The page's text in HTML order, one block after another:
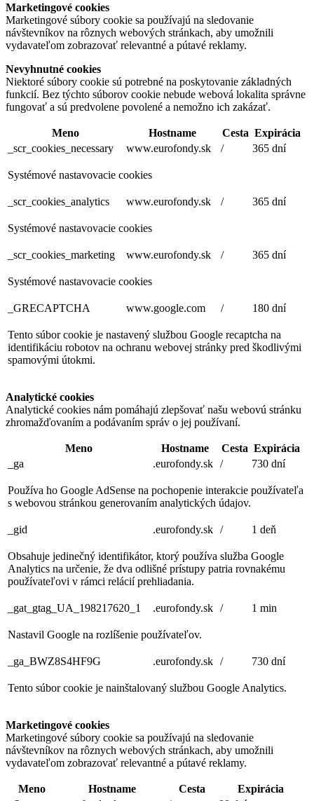
Marketingové cookies
Marketingové súbory cookie sa používajú na sledovanie
návštevníkov na rôznych webových stránkach, aby umožnili
vydavateľom zobrazovať relevantné a pútavé reklamy.
Nevyhnutné cookies
Niektoré súbory cookie sú potrebné na poskytovanie základných
funkcií. Bez týchto súborov cookie nebude webová lokalita správne
fungovať a sú predvolene povolené a nemožno ich zakázať.
Meno Hostname Cesta Expirácia
_scr_cookies_necessary
www.eurofondy.sk / 365 dní
Systémové nastavovacie cookies
_scr_cookies_analytics www.eurofondy.sk / 365 dní
Systémové nastavovacie cookies
_scr_cookies_marketing www.eurofondy.sk / 365 dní
Systémové nastavovacie cookies
_GRECAPTCHA www.google.com / 180 dní
Tento súbor cookie je nastavený službou Google recaptcha na
identifikáciu robotov na ochranu webovej stránky pred škodlivými
spamovými útokmi.
Analytické cookies
Analytické cookies nám pomáhajú zlepšovať našu webovú stránku
zhromažďovaním a podávaním správ o jej používaní.
Meno Hostname Cesta Expirácia
_ga
.eurofondy.sk / 730 dní
Používa ho Google AdSense na pochopenie interakcie používateľa
s webovou stránkou generovaním analytických údajov.
_gid .eurofondy.sk / 1 deň
Obsahuje jedinečný identifikátor, ktorý používa služba Google
Analytics na určenie, že dva odlišné prístupy patria rovnakému
používateľovi v rámci relácií prehliadania.
_gat_gtag_UA_198217620_1 .eurofondy.sk / 1 min
Nastavil Google na rozlíšenie používateľov.
_ga_BWZ8S4HF9G .eurofondy.sk / 730 dní
Tento súbor cookie je nainštalovaný službou Google Analytics.
Marketingové cookies
Marketingové súbory cookie sa používajú na sledovanie
návštevníkov na rôznych webových stránkach, aby umožnili
vydavateľom zobrazovať relevantné a pútavé reklamy.
Meno Hostname Cesta
Expirácia